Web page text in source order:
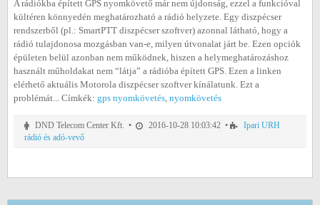
A rádiókba épített GPS nyomkövető már nem újdonság, ezzel a funkcióval
kültéren könnyedén meghatározható a rádió helyzete. Egy diszpécser
rendszerből (pl.: SmartPTT diszpécser szoftver) azonnal látható, hogy a
rádió tulajdonosa mozgásban van-e, milyen útvonalat járt be. Ezen opciók
épületen belül azonban nem működnek, hiszen a helymeghatározáshoz
használt műholdakat nem “látja” a rádióba épített GPS. Ezen a linken
elérhető aktuális Motorola diszpécser szoftver kínálatunk. Ezt a
problémát... Címkék: gps nyomkövetés nyomkövetés
DND Telecom Center Kft. • 2016-10-28 10:03:42 •
Ipari URH
rádió és adó-vevő